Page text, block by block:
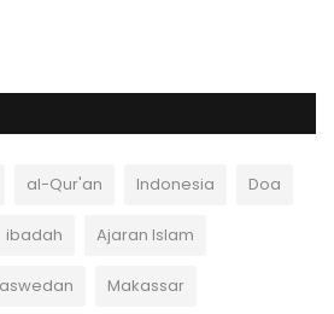
al-Qur'an Indonesia Doa
ibadah Ajaran Islam
Makassar